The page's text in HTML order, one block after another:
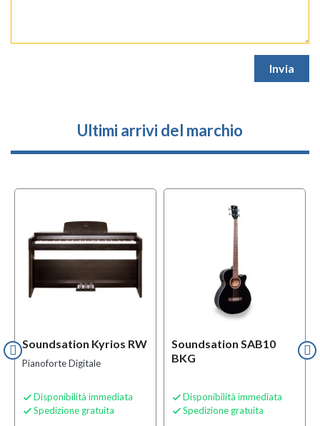
Ultimi arrivi del marchio
Soundsation Kyrios RW
Pianoforte Digitale
 Disponibilità immediata
 Spedizione gratuita
Soundsation SAB10
BKG
 Disponibilità immediata
 Spedizione gratuita